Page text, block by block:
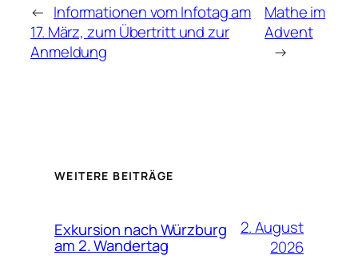
← Informationen vom Infotag am
17. März, zum Übertritt und zur
Anmeldung
Mathe im
Advent
→
WEITERE BEITRÄGE
Exkursion nach Würzburg
am 2. Wandertag
2. August
2026